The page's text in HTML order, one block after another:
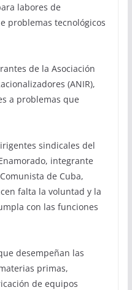
labores de
problemas tecnológicos
de la Asociación
(ANIR),
a problemas que
sindicales del
integrante
de Cuba,
falta la voluntad y la
con las funciones
desempeñan las
primas,
de equipos